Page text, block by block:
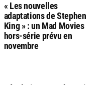
« Les nouvelles
adaptations de Stephen
King » : un Mad Movies
hors-série prévu en
novembre